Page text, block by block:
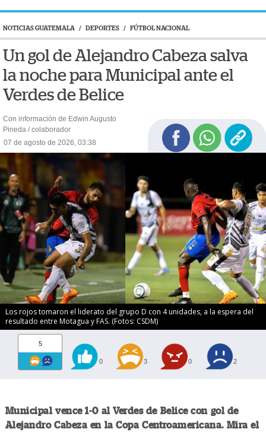
NOTICIAS GUATEMALA / DEPORTES / FÚTBOL NACIONAL
Un gol de Alejandro Cabeza salva
la noche para Municipal ante el
Verdes de Belice
Con información de Edwin Augusto
Pineda / colaborador
07 de agosto de 2026, 03:38
Los rojos tomaron el liderato del grupo D con 4 unidades, a la espera del
resultado entre Motagua y FAS. (Fotos: CSDM)
5
0 3 0 2
Municipal vence 1-0 al Verdes de Belice con gol de
Alejandro Cabeza en la Copa Centroamericana. Mira el